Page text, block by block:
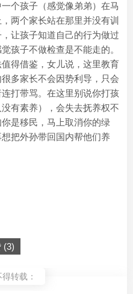
个孩子（感觉像弟弟）在马
两个家长站在那里并没有训
让孩子知道自己的行为做过
孩子不做检查是不能走的。
得借鉴，女儿说，这里教育
多家长不会因势利导，只会
打带骂。在这里别说你打孩
有素养），会失去抚养权不
是移民，马上取消你的绿
把外孙带回国内帮他们养
(3)
转载：